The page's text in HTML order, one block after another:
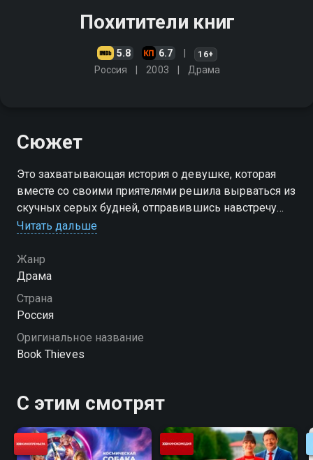
Похитители книг
5.8 6.7 16+
Россия 2003 Драма
Сюжет
Это захватывающая история о девушке, которая
вместе со своими приятелями решила вырваться из
скучных серых будней, отправившись навстречу
неопределённости и приключениям. Они окунаются
Читать дальше
Жанр
Драма
Страна
Россия
Оригинальное название
Book Thieves
С этим смотрят